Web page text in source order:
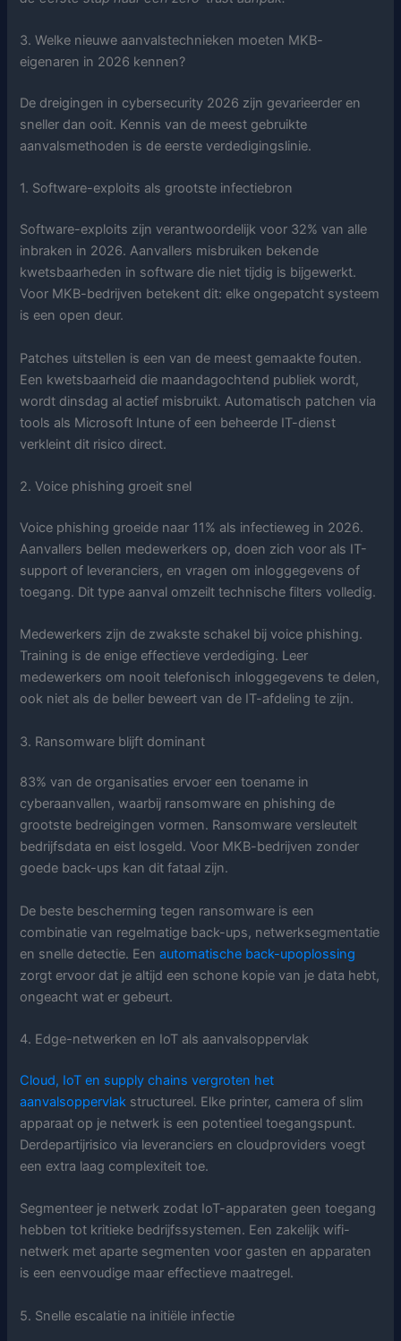
3. Welke nieuwe aanvalstechnieken moeten MKB-
eigenaren in 2026 kennen?
De dreigingen in cybersecurity 2026 zijn gevarieerder en
sneller dan ooit. Kennis van de meest gebruikte
aanvalsmethoden is de eerste verdedigingslinie.
1. Software-exploits als grootste infectiebron
Software-exploits zijn verantwoordelijk voor 32% van alle
inbraken in 2026. Aanvallers misbruiken bekende
kwetsbaarheden in software die niet tijdig is bijgewerkt.
Voor MKB-bedrijven betekent dit: elke ongepatcht systeem
is een open deur.
Patches uitstellen is een van de meest gemaakte fouten.
Een kwetsbaarheid die maandagochtend publiek wordt,
wordt dinsdag al actief misbruikt. Automatisch patchen via
tools als Microsoft Intune of een beheerde IT-dienst
verkleint dit risico direct.
2. Voice phishing groeit snel
Voice phishing groeide naar 11% als infectieweg in 2026.
Aanvallers bellen medewerkers op, doen zich voor als IT-
support of leveranciers, en vragen om inloggegevens of
toegang. Dit type aanval omzeilt technische filters volledig.
Medewerkers zijn de zwakste schakel bij voice phishing.
Training is de enige effectieve verdediging. Leer
medewerkers om nooit telefonisch inloggegevens te delen,
ook niet als de beller beweert van de IT-afdeling te zijn.
3. Ransomware blijft dominant
83% van de organisaties ervoer een toename in
cyberaanvallen, waarbij ransomware en phishing de
grootste bedreigingen vormen. Ransomware versleutelt
bedrijfsdata en eist losgeld. Voor MKB-bedrijven zonder
goede back-ups kan dit fataal zijn.
De beste bescherming tegen ransomware is een
combinatie van regelmatige back-ups, netwerksegmentatie
en snelle detectie. Eenautomatische back-upoplossing
zorgt ervoor dat je altijd een schone kopie van je data hebt,
ongeacht wat er gebeurt.
4. Edge-netwerken en IoT als aanvalsoppervlak
Cloud, IoT en supply chains vergroten het
aanvalsoppervlak structureel. Elke printer, camera of slim
apparaat op je netwerk is een potentieel toegangspunt.
Derdepartijrisico via leveranciers en cloudproviders voegt
een extra laag complexiteit toe.
Segmenteer je netwerk zodat IoT-apparaten geen toegang
hebben tot kritieke bedrijfssystemen. Een zakelijk wifi-
netwerk met aparte segmenten voor gasten en apparaten
is een eenvoudige maar effectieve maatregel.
5. Snelle escalatie na initiële infectie